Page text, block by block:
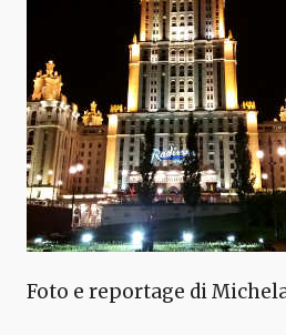
Foto e reportage di